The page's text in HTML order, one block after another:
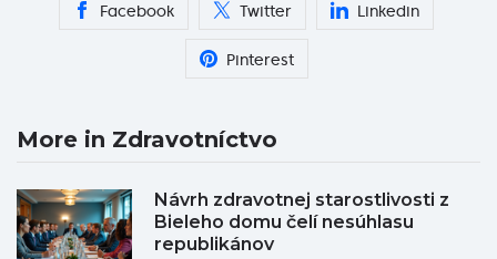
Facebook Twitter Linkedin
Pinterest
More in Zdravotníctvo
Návrh zdravotnej starostlivosti z
Bieleho domu čelí nesúhlasu
republikánov